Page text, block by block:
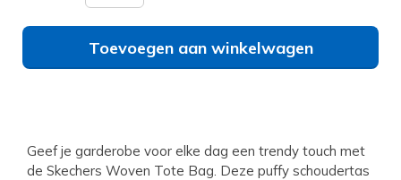
Toevoegen aan winkelwagen
Geef je garderobe voor elke dag een trendy touch met
de Skechers Woven Tote Bag. Deze puffy schoudertas